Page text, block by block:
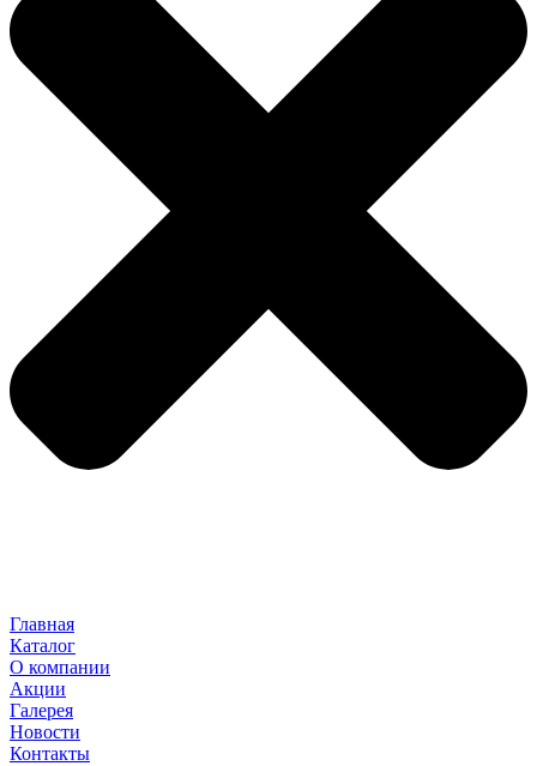
Главная
Каталог
О компании
Акции
Галерея
Новости
Контакты